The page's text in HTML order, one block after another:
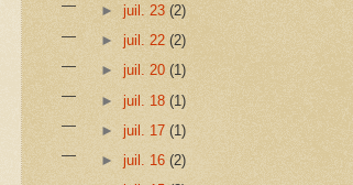
► juil. 23 (2)
► juil. 22 (2)
► juil. 20 (1)
► juil. 18 (1)
► juil. 17 (1)
► juil. 16 (2)